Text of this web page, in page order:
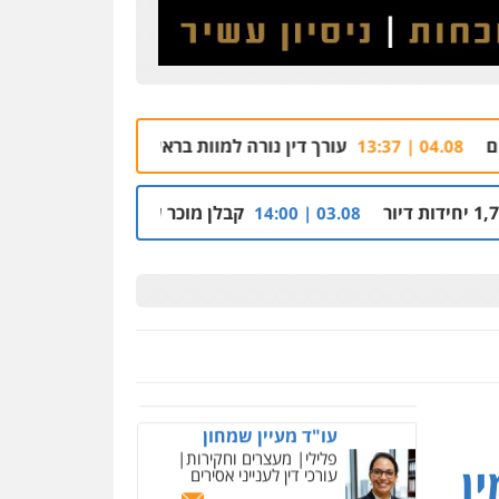
עורך דין נורה למוות בראשון לציון, הלקוח שחשוד ברצח – נעצר
03.08 | 14:00 קבלן מוכר שפשט רגל חשוד בהסתרת זכויות
פלילי
משפט פלילי
עו"ד עלי סעדי
פלילי פשיעה חמורה ליווי
0508824984
פלילי מעצרים וחקירות
עורכי דין לענייני אסירים
0504578527
רונן הלל – מוניטין